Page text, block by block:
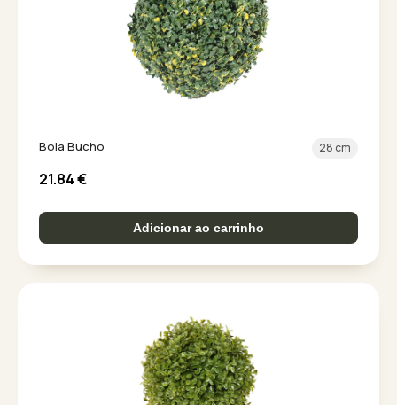
Bola Bucho 28 cm
21.84€
Adicionar ao carrinho